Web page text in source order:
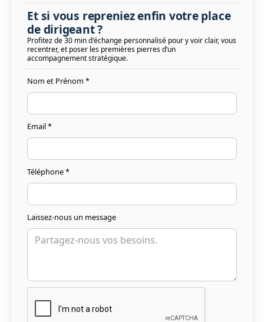
Et si vous repreniez enfin votre place
de dirigeant ?
Profitez de 30 min d'échange personnalisé pour y voir clair, vous
recentrer, et poser les premières pierres d’un
accompagnement stratégique.
Nom et Prénom *
Email *
Téléphone *
Laissez-nous un message